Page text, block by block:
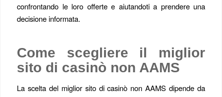
confrontando le loro offerte e aiutandoti a prendere una
decisione informata.
Come scegliere il miglior
sito di casinò non AAMS
La scelta del miglior sito di casinò non AAMS dipende da